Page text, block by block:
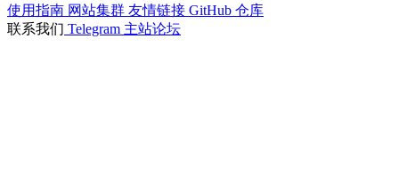
使用指南 网站集群 友情链接 GitHub 仓库
联系我们 Telegram 主站论坛